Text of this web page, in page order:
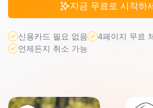
지금 무료로 시작하
신용카드 필요 없음
4페이지 무료
언제든지 취소 가능